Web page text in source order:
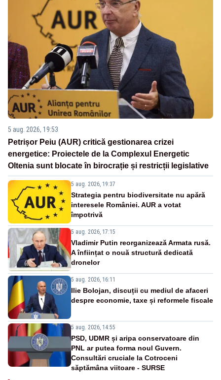
5 aug. 2026, 19:53
Petrișor Peiu (AUR) critică gestionarea crizei
energetice: Proiectele de la Complexul Energetic
Oltenia sunt blocate în birocrație și restricții legislative
5 aug. 2026, 19:37
Strategia pentru biodiversitate nu apără
interesele României. AUR a votat
împotrivă
5 aug. 2026, 17:15
Vladimir Putin reorganizează Armata rusă.
A înființat o nouă structură dedicată
dronelor
5 aug. 2026, 16:11
Ilie Bolojan, discuții cu mediul de afaceri
despre economie, taxe și reformele fiscale
5 aug. 2026, 14:55
PSD, UDMR și aripa conservatoare din
PNL ar putea forma noul Guvern.
Consultări cruciale la Cotroceni
săptămâna viitoare - SURSE